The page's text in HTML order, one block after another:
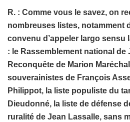
R. : Comme vous le savez, on
nombreuses listes, notamment
convenu d’appeler largo sensu
: le Rassemblement national de
Reconquête de Marion
souverainistes de François
Philippot, la liste populiste du
Dieudonné, la liste de défense
ruralité de Jean Lassalle, sans